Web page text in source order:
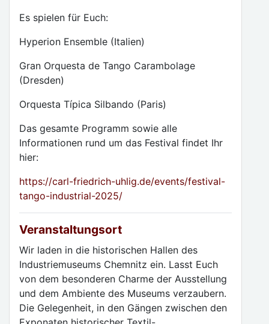
Es spielen für Euch:
Hyperion Ensemble (Italien)
Gran Orquesta de Tango Carambolage
(Dresden)
Orquesta Típica Silbando (Paris)
Das gesamte Programm sowie alle
Informationen rund um das Festival findet Ihr
hier:
https://carl-friedrich-uhlig.de/events/festival-
tango-industrial-2025/
Veranstaltungsort
Wir laden in die historischen Hallen des
Industriemuseums Chemnitz ein. Lasst Euch
von dem besonderen Charme der Ausstellung
und dem Ambiente des Museums verzaubern.
Die Gelegenheit, in den Gängen zwischen den